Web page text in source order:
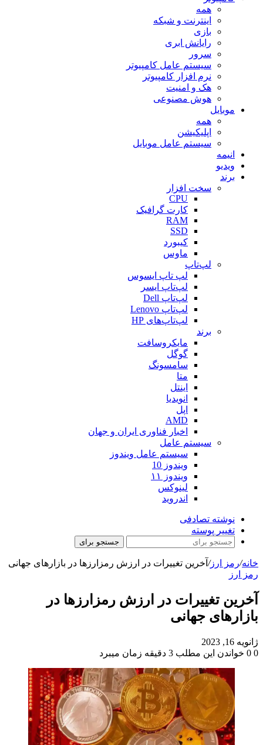
همه
اینترنت و شبکه
بازی
رایانش ابری
سرور
سیستم عامل کامپیوتر
نرم افزار کامپیوتر
هک و امنیت
هوش مصنوعی
موبایل
همه
اپلیکیشن
سیستم عامل موبایل
انیمه
ویدیو
برند
سخت افزار
CPU
کارت گرافیک
RAM
SSD
کیبورد
ماوس
لپ‌تاپ
لپ تاپ ایسوس
لپ‌تاپ ایسر
لپ‌تاپ Dell
لپ‌تاپ Lenovo
لپ‌تاپ‌های HP
برند
مایکروسافت
گوگل
سامسونگ
متا
اینتل
انویدیا
اپل
AMD
اخبار فناوری ایران و جهان
سیستم عامل
سیستم عامل ویندوز
ویندوز 10
ویندوز ۱۱
لینوکس
اندروید
نوشته تصادفی
تغییر پوسته
جستجو برای
خانه/رمز ارز/ آخرین تغییرات در ارزش رمزارزها در بازارهای جهانی
رمز ارز
آخرین تغییرات در ارزش رمزارزها در
بازارهای جهانی
ژانویه 16, 2023
0
خواندن این مطلب 3 دقیقه زمان میبرد